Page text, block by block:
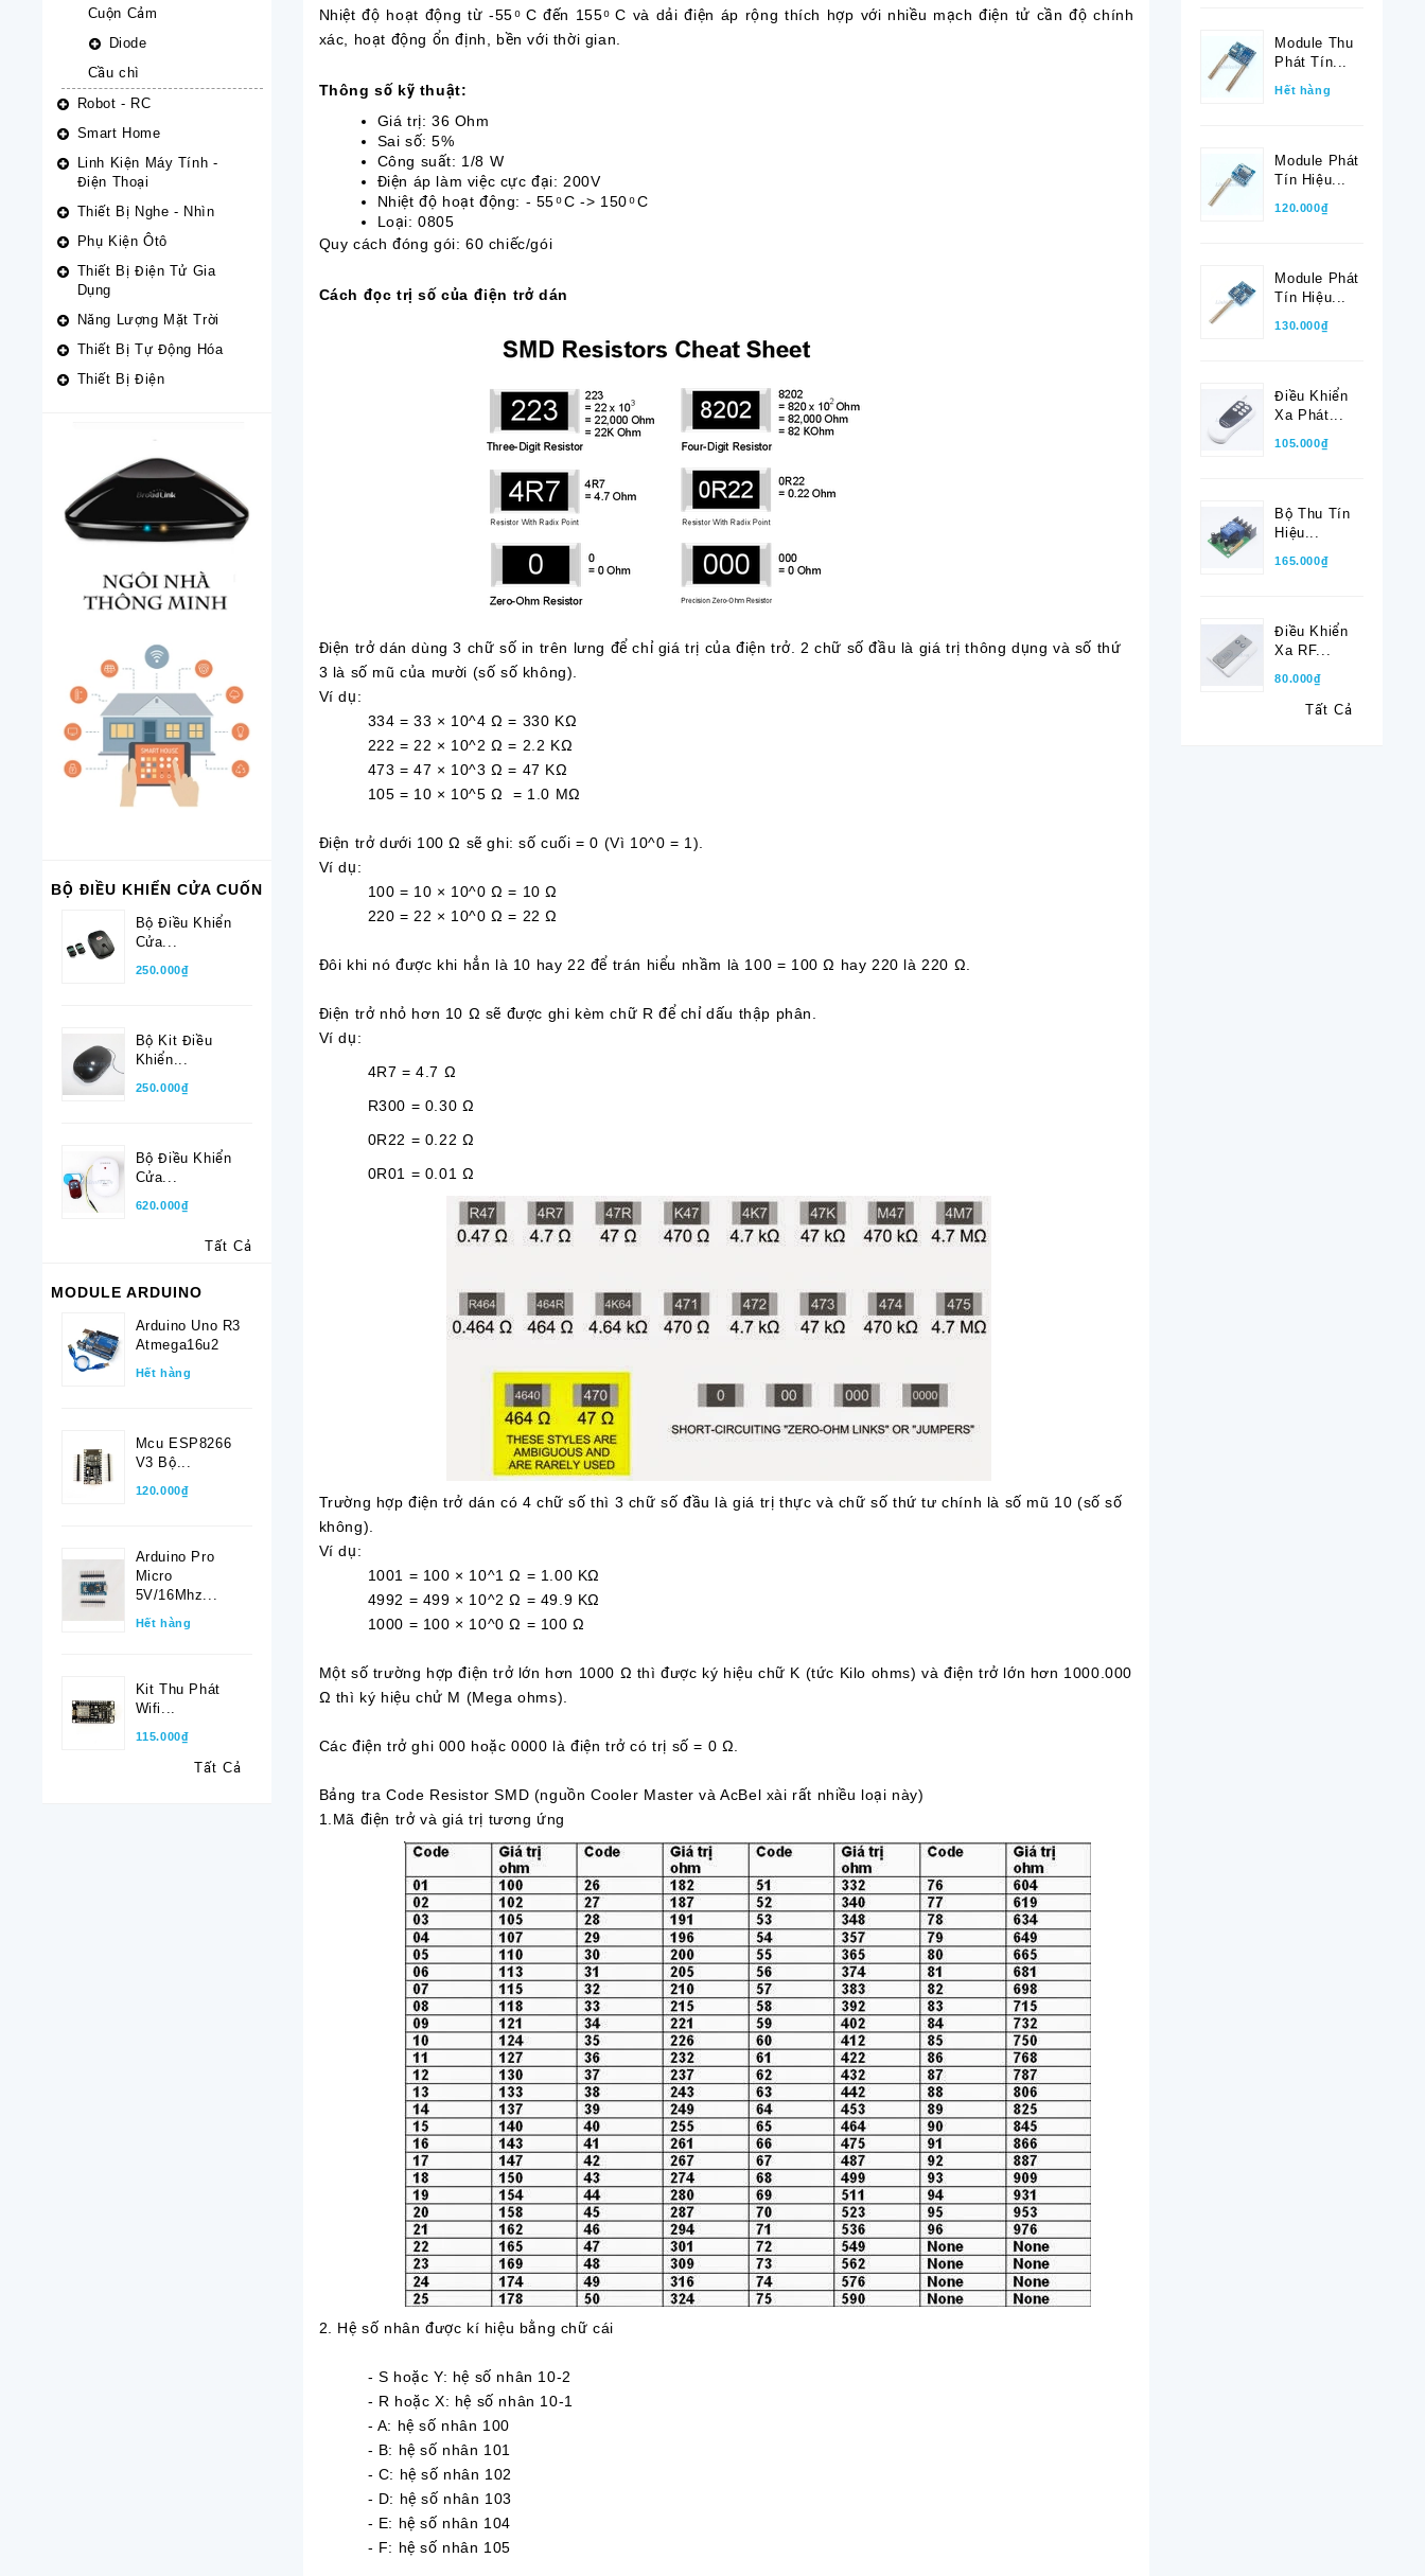
Cuộn Cảm
Diode
Cầu chì
Robot - RC
Smart Home
Linh Kiện Máy Tính -
Điện Thoại
Thiết Bị Nghe - Nhìn
Phụ Kiện Ôtô
Thiết Bị Điện Tử Gia
Dụng
Năng Lượng Mặt Trời
Thiết Bị Tự Động Hóa
Thiết Bị Điện
BỘ ĐIỀU KHIỂN CỬA CUỐN
Bộ Điều Khiển
Cửa...
250.000₫
Bộ Kit Điều
Khiển...
250.000₫
Bộ Điều Khiển
Cửa...
620.000₫
Tất Cả
MODULE ARDUINO
Arduino Uno R3
Atmega16u2
Hết hàng
Mcu ESP8266
V3 Bộ...
120.000₫
Arduino Pro
Micro
5V/16Mhz...
Hết hàng
Kit Thu Phát
Wifi...
115.000₫
Tất Cả
Nhiệt độ hoạt động từ -55 ͦ C đến 155 ͦ C và dải điện áp rộng thích hợp với nhiều mạch điện tử cần độ chính
xác, hoạt động ổn định, bền với thời gian.
Thông số kỹ thuật:
Giá trị: 36 Ohm
Sai số: 5%
Công suất: 1/8 W
Điện áp làm việc cực đại: 200V
Nhiệt độ hoạt động: - 55 ͦ C -> 150 ͦ C
Loại: 0805
Quy cách đóng gói: 60 chiếc/gói
Cách đọc trị số của điện trở dán
Điện trở dán dùng 3 chữ số in trên lưng để chỉ giá trị của điện trở. 2 chữ số đầu là giá trị thông dụng và số thứ
3 là số mũ của mười (số số không).
Ví dụ:
334 = 33 × 10^4 Ω = 330 KΩ
222 = 22 × 10^2 Ω = 2.2 KΩ
473 = 47 × 10^3 Ω = 47 KΩ
105 = 10 × 10^5 Ω = 1.0 MΩ
Điện trở dưới 100 Ω sẽ ghi: số cuối = 0 (Vì 10^0 = 1).
Ví dụ:
100 = 10 × 10^0 Ω = 10 Ω
220 = 22 × 10^0 Ω = 22 Ω
Đôi khi nó được khi hẳn là 10 hay 22 để trán hiểu nhầm là 100 = 100 Ω hay 220 là 220 Ω.
Điện trở nhỏ hơn 10 Ω sẽ được ghi kèm chữ R để chỉ dấu thập phân.
Ví dụ:
4R7 = 4.7 Ω
R300 = 0.30 Ω
0R22 = 0.22 Ω
0R01 = 0.01 Ω
Trường hợp điện trở dán có 4 chữ số thì 3 chữ số đầu là giá trị thực và chữ số thứ tư chính là số mũ 10 (số số
không).
Ví dụ:
1001 = 100 × 10^1 Ω = 1.00 KΩ
4992 = 499 × 10^2 Ω = 49.9 KΩ
1000 = 100 × 10^0 Ω = 100 Ω
Một số trường hợp điện trở lớn hơn 1000 Ω thì được ký hiệu chữ K (tức Kilo ohms) và điện trở lớn hơn 1000.000
Ω thì ký hiệu chử M (Mega ohms).
Các điện trở ghi 000 hoặc 0000 là điện trở có trị số = 0 Ω.
Bảng tra Code Resistor SMD (nguồn Cooler Master và AcBel xài rất nhiều loại này)
1.Mã điện trở và giá trị tương ứng
2. Hệ số nhân được kí hiệu bằng chữ cái
- S hoặc Y: hệ số nhân 10-2
- R hoặc X: hệ số nhân 10-1
- A: hệ số nhân 100
- B: hệ số nhân 101
- C: hệ số nhân 102
- D: hệ số nhân 103
- E: hệ số nhân 104
- F: hệ số nhân 105
Module Thu
Phát Tín...
Hết hàng
Module Phát
Tín Hiệu...
120.000₫
Module Phát
Tín Hiệu...
130.000₫
Điều Khiển
Xa Phát...
105.000₫
Bộ Thu Tín
Hiệu...
165.000₫
Điều Khiển
Xa RF...
80.000₫
Tất Cả